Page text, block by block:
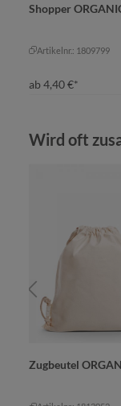
Shopper
Artikelnr.: 1809799
ab4,40 €*
Farbe
Produktgalerie
Wird oft
Zugbeutel